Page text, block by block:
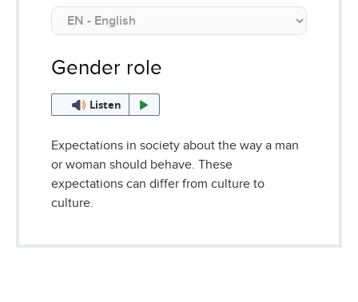
Gender role
Listen
Expectations in society about the way a man
or woman should behave. These
expectations can differ from culture to
culture.